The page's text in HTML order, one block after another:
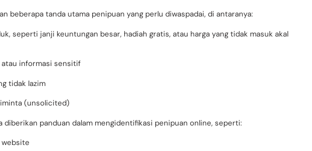
beberapa tanda utama penipuan yang perlu diwaspadai, di antaranya:
seperti janji keuntungan besar, hadiah gratis, atau harga yang tidak masuk akal
informasi sensitif
tidak lazim
(unsolicited)
diberikan panduan dalam mengidentifikasi penipuan online, seperti:
website